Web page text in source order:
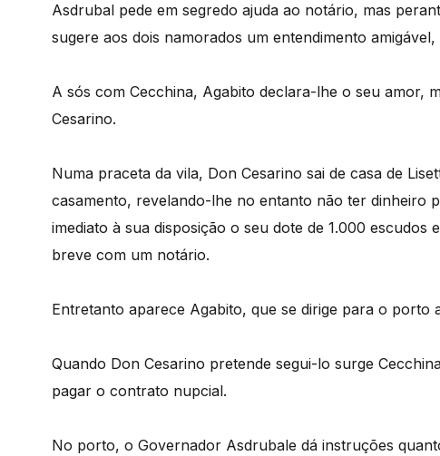
Asdrubal pede em segredo ajuda ao notário, mas
sugere aos dois namorados um entendimento
A sós com Cecchina, Agabito declara-lhe o seu amor,
Cesarino.
Numa praceta da vila, Don Cesarino sai de casa de
casamento, revelando-lhe no entanto não ter dinheiro
imediato à sua disposição o seu dote de 1.000
breve com um notário.
Entretanto aparece Agabito, que se dirige para o porto
Quando Don Cesarino pretende segui-lo surge
pagar o contrato nupcial.
No porto, o Governador Asdrubale dá instruções